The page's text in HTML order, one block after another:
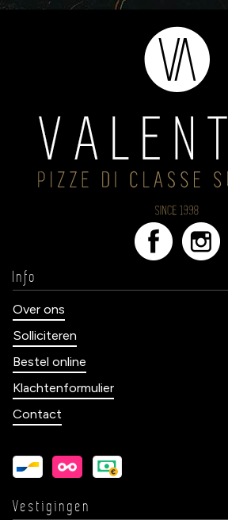
Info
Over ons
Solliciteren
Bestel online
Klachtenformulier
Contact
Vestigingen